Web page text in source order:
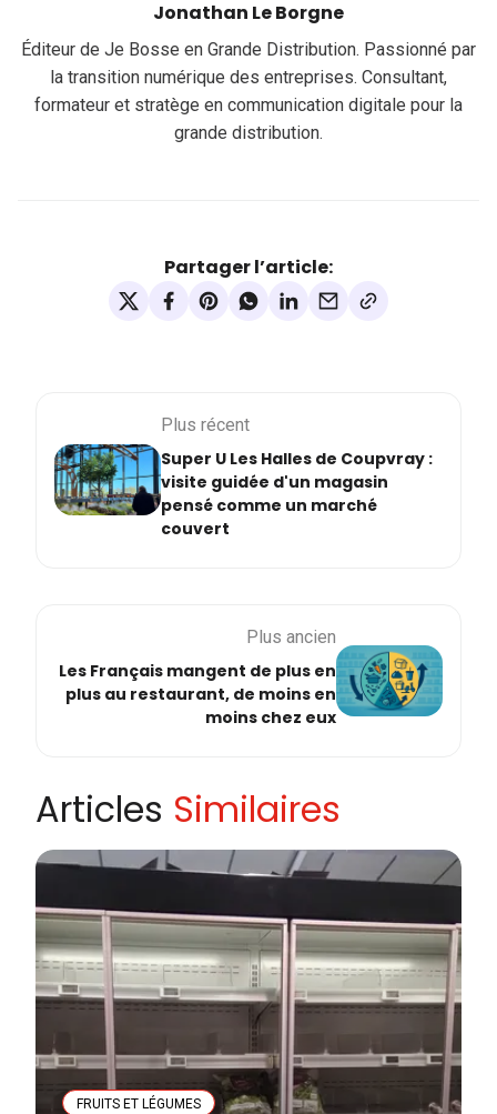
Jonathan Le Borgne
Éditeur de Je Bosse en Grande Distribution. Passionné par
la transition numérique des entreprises. Consultant,
formateur et stratège en communication digitale pour la
grande distribution.
Partager l’article:
Plus récent
Super U Les Halles de Coupvray :
visite guidée d'un magasin
pensé comme un marché
couvert
Plus ancien
Les Français mangent de plus en
plus au restaurant, de moins en
moins chez eux
Articles Similaires
FRUITS ET LÉGUMES